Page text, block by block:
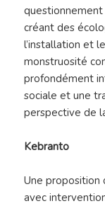
créant des
l’installation et
monstruosité
profondément
sociale et une
perspective de
Kebranto
Une proposition
avec